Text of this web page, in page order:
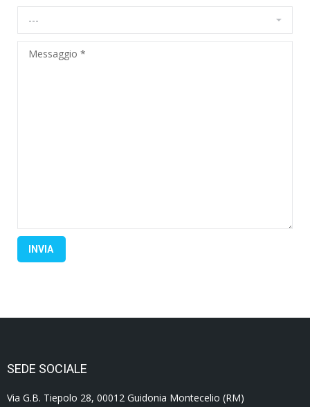
SEDE SOCIALE
Via G.B. Tiepolo 28, 00012 Guidonia Montecelio (RM)